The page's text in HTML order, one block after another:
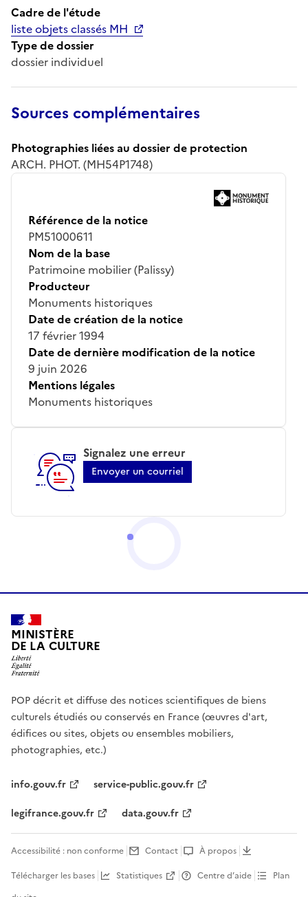
Cadre de l'étude
liste objets classés MH
Type de dossier
dossier individuel
Sources complémentaires
Photographies liées au dossier de protection
ARCH. PHOT. (MH54P1748)
Référence de la notice
PM51000611
Nom de la base
Patrimoine mobilier (Palissy)
Producteur
Monuments historiques
Date de création de la notice
17 février 1994
Date de dernière modification de la notice
9 juin 2026
Mentions légales
Monuments historiques
Signalez une erreur
Envoyer un courriel
MINISTÈRE
DE LA CULTURE
POP décrit et diffuse des notices scientifiques de biens
culturels étudiés ou conservés en France (œuvres d'art,
édifices ou sites, objets ou ensembles mobiliers,
photographies, etc.)
info.gouv.fr
service-public.gouv.fr
legifrance.gouv.fr
data.gouv.fr
Accessibilité : non conforme Contact
À propos
Télécharger les bases
Statistiques Centre d’aide
Plan